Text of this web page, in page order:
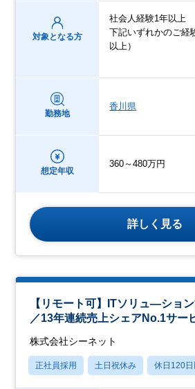
対象となる方
社会人経験1年以上
下記いずれかのご経
以上）
勤務地
香川県
想定年収
360～480万円
詳しく見る
【リモート可】ITソリュ―ショ
／13年連続売上シェアNo.1サー
株式会社シーネット
正社員採用 土日祝休み 休日120日